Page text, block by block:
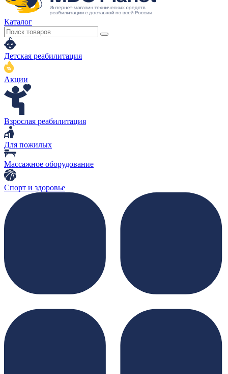
Каталог
Детская реабилитация
Акции
Взрослая реабилитация
Для пожилых
Массажное оборудование
Спорт и здоровье